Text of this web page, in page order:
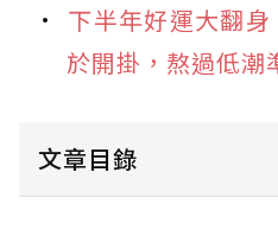
下半年好運大翻
於開掛，熬過低潮
文章目錄